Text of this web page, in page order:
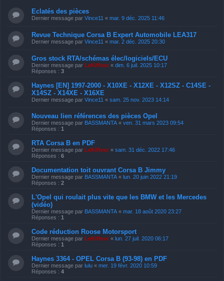
Eclatés des pièces
Dernier message par Vince11 « mar. 9 déc. 2025 11:46
Revue Technique Corsa B Expert Automobile LEA317
Dernier message par Vince11 « mar. 2 déc. 2025 20:30
Gros stock RTA/schémas élec/logiciels/ECU
Dernier message par LeKiffeur « dim. 6 juil. 2025 10:17
Réponses : 3
Haynes [EN] 1997-2000 - X10XE - X12XE - X12SZ - C14SE -
X14SZ - X14XE - X16XE
Dernier message par Vince11 « sam. 25 nov. 2023 14:14
Nouveau lien références des pièces Opel
Dernier message par BASSMANTA « ven. 31 mars 2023 09:54
Réponses : 1
RTA Corsa B en PDF
Dernier message par LeKiffeur « sam. 31 déc. 2022 17:46
Réponses : 6
Documentation toit ouvrant Corsa B Jimmy
Dernier message par BASSMANTA « lun. 20 juin 2022 21:19
Réponses : 2
L'Opel qui roulait plus vite que les BMW et les Mercedes
(vidéo)
Dernier message par BASSMANTA « mar. 18 août 2020 23:27
Réponses : 1
Code réduction Roose Motorsport
Dernier message par LeKiffeur « lun. 27 juil. 2020 06:17
Réponses : 1
Haynes 3364 - OPEL Corsa B (93-98) en PDF
Dernier message par lulu « mer. 19 févr. 2020 10:59
Réponses : 4